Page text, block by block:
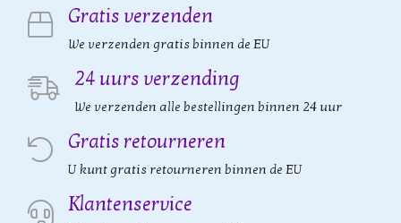
Gratis verzenden
We verzenden gratis binnen de EU
24 uurs verzending
We verzenden alle bestellingen binnen 24 uur
Gratis retourneren
U kunt gratis retourneren binnen de EU
Klantenservice